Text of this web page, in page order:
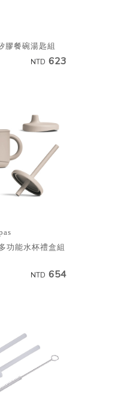
膠餐碗湯匙組
NTD 623
功能水杯禮盒組
NTD 654